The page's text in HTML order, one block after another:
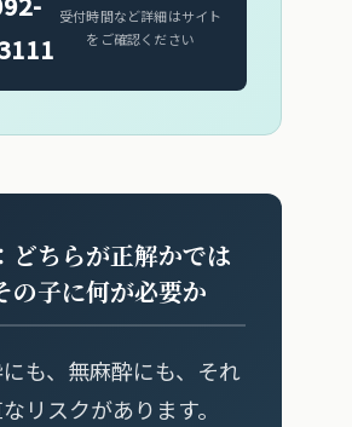
受付時間など詳細はサイト
をご確認ください
どちらが正解かでは
の子に何が必要か
も、無麻酔にも、それ
リスクがあります。